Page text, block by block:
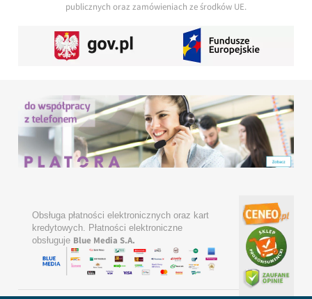
publicznych oraz zamówieniach ze środków UE.
Obsługa płatności elektronicznych oraz kart
kredytowych. Płatności elektroniczne
obsługuje Blue Media S.A.